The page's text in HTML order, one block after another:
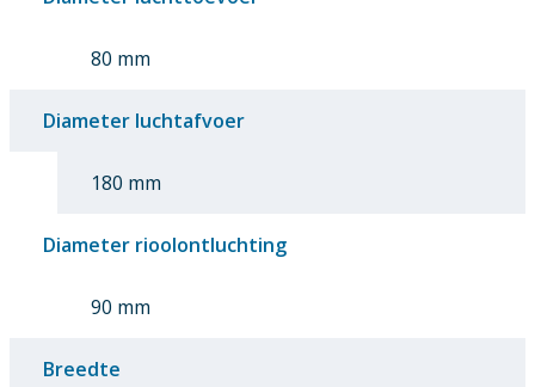
80 mm
Diameter luchtafvoer
180 mm
Diameter rioolontluchting
90 mm
Breedte